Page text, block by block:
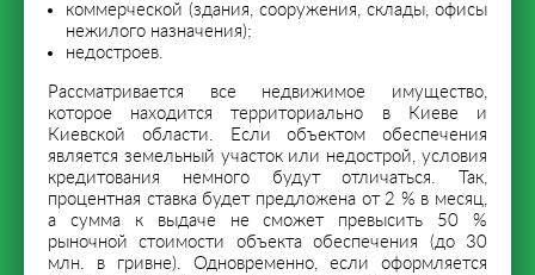
коммерческой (здания, сооружения, склады, офисы
нежилого назначения);
недостроев.
Рассматривается все недвижимое имущество,
которое находится территориально в Киеве и
Киевской области. Если объектом обеспечения
является земельный участок или недострой, условия
кредитования немного будут отличаться. Так,
процентная ставка будет предложена от 2 % в месяц,
а сумма к выдаче не сможет превысить 50 %
рыночной стоимости объекта обеспечения (до 30
млн. в гривне). Одновременно, если оформляется